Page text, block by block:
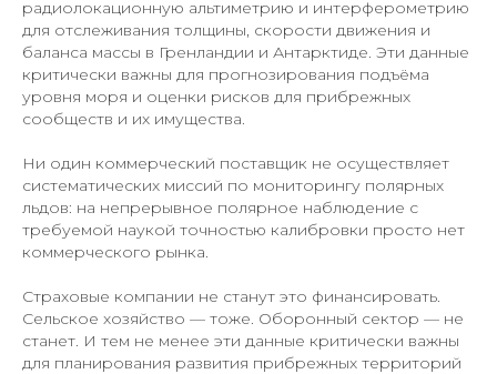
радиолокационную альтиметрию и интерферометрию
для отслеживания толщины, скорости движения и
баланса массы в Гренландии и Антарктиде. Эти данные
критически важны для прогнозирования подъёма
уровня моря и оценки рисков для прибрежных
сообществ и их имущества.
Ни один коммерческий поставщик не осуществляет
систематических миссий по мониторингу полярных
льдов: на непрерывное полярное наблюдение с
требуемой наукой точностью калибровки просто нет
коммерческого рынка.
Страховые компании не станут это финансировать.
Сельское хозяйство — тоже. Оборонный сектор — не
станет. И тем не менее эти данные критически важны
для планирования развития прибрежных территорий